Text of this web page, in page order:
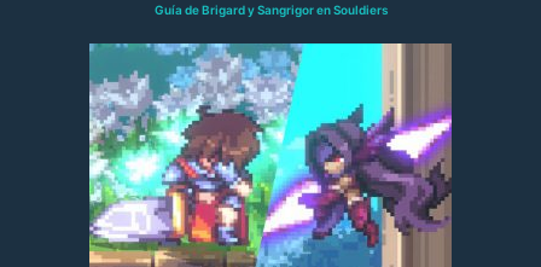
Guía de Brigard y Sangrigor en Souldiers